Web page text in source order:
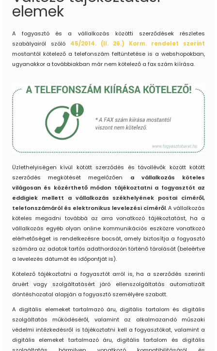
elemek
A fogyasztó és a vállalkozás közötti szerződések részletes
szabályairól szóló 45/2014. (II. 26.) Korm. rendelet szerint
mostantól kötelező a telefonszám feltüntetése is a webshopokban,
ugyanakkor a továbbiakban már nem kötelező a fax szám kiírása.
Üzlethelyiségen kívül kötött szerződés és távollévők között kötött
szerződés megkötését megelőzően a vállalkozás köteles
világosan és közérthető módon tájékoztatni a fogyasztót az
eddigiek mellett a vállalkozás székhelyének postai címéről,
telefonszámáról és elektronikus levelezési címéről. A vállalkozás
köteles megadni továbbá az arra vonatkozó tájékoztatást, ha a
vállalkozás egyéb olyan online kommunikációs eszközre vonatkozó
elérhetőséget is rendelkezésre bocsát, amely biztosítja a fogyasztó
számára az adatok tartós adathordozón történő tárolását (beleértve
a levelezés dátumát és időpontját is).
Kötelező tájékoztatni a fogyasztót arról is, ha a szerződés szerinti
áruért vagy szolgáltatásért járó ellenszolgáltatás automatizált
döntéshozatal alapján a fogyasztó személyére szabott.
A digitális elemeket tartalmazó áru, digitális tartalom és digitális
szolgáltatás működéséről, valamint az alkalmazandó műszaki
védelmi intézkedésről is tájékoztatni kell a fogyasztókat, valamint a
digitális elemeket tartalmazó áru, digitális tartalom és digitális